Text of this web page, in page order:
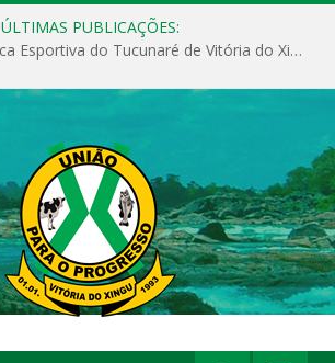
ÚLTIMAS PUBLICAÇÕES:
4º Torneio de Pesca Esportiva do Tucunaré de Vitória do Xingu